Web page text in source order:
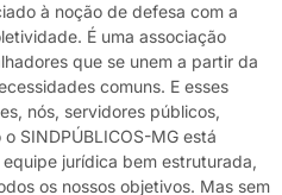
à noção de defesa com a
É uma associação
que se unem a partir da
comuns. E esses
nós, servidores públicos,
SINDPÚBLICOS-MG está
jurídica bem estruturada,
os nossos objetivos. Mas sem